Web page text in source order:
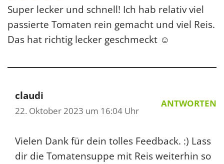
Super lecker und schnell! Ich hab relativ viel
passierte Tomaten rein gemacht und viel Reis.
Das hat richtig lecker geschmeckt ☺️
claudi
22. Oktober 2023 um 16:04 Uhr
ANTWORTEN
Vielen Dank für dein tolles Feedback. :) Lass
dir die Tomatensuppe mit Reis weiterhin so